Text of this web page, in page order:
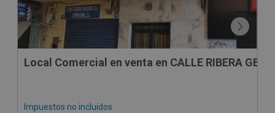
Local Comercial en venta en CALLE RIBERA
Impuestos no incluidos